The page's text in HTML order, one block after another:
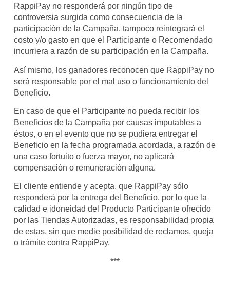
RappiPay no responderá por ningún tipo de
controversia surgida como consecuencia de la
participación de la Campaña, tampoco reintegrará el
costo y/o gasto en que el Participante o Recomendado
incurriera a razón de su participación en la Campaña.
Así mismo, los ganadores reconocen que RappiPay no
será responsable por el mal uso o funcionamiento del
Beneficio.
En caso de que el Participante no pueda recibir los
Beneficios de la Campaña por causas imputables a
éstos, o en el evento que no se pudiera entregar el
Beneficio en la fecha programada acordada, a razón de
una caso fortuito o fuerza mayor, no aplicará
compensación o remuneración alguna.
El cliente entiende y acepta, que RappiPay sólo
responderá por la entrega del Beneficio, por lo que la
calidad e idoneidad del Producto Participante ofrecido
por las Tiendas Autorizadas, es responsabilidad propia
de estas, sin que medie posibilidad de reclamos, queja
o trámite contra RappiPay.
***